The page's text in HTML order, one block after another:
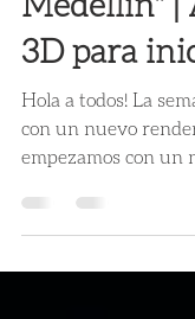
Magking
Medellín" |
3D para
Hola a todos! La
con un nuevo